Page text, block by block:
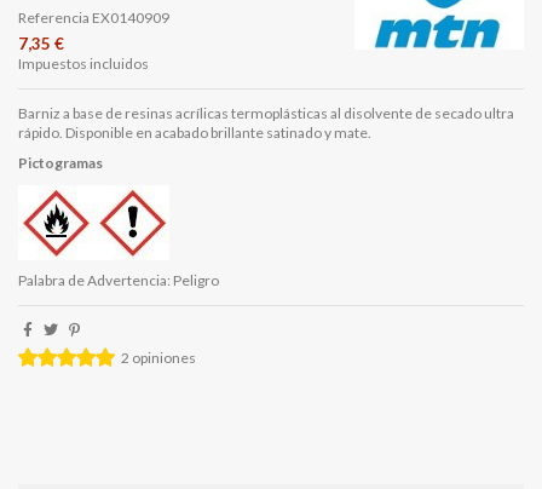
Referencia EX0140909
7,35 €
Impuestos incluidos
Barniz a base de resinas acrílicas termoplásticas al disolvente de secado ultra
rápido. Disponible en acabado brillante satinado y mate.
Pictogramas
Palabra de Advertencia: Peligro
2 opiniones